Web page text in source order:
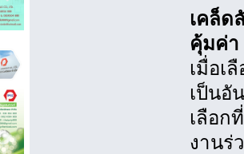
เคล็ด
คุ้มค่า
เมื่อเ
เป็นอั
เลือก
งานร่